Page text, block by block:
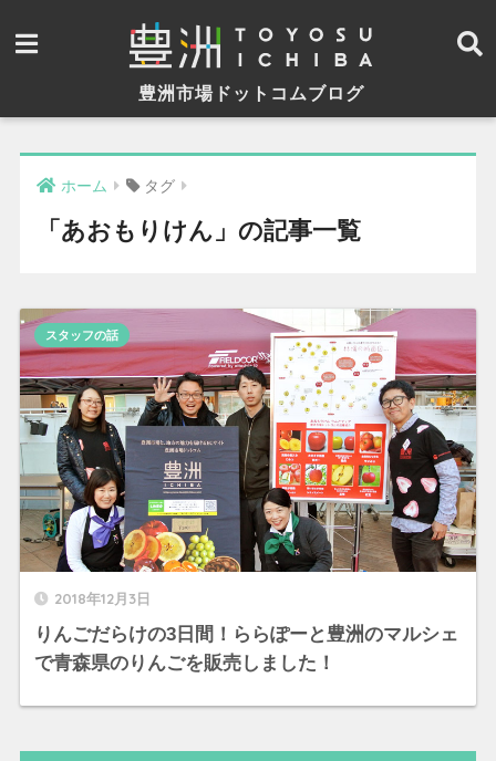
豊洲市場ドットコムブログ
ホーム タグ
「あおもりけん」の記事一覧
2018年12月3日
りんごだらけの3日間！ららぽーと豊洲のマルシェ
で青森県のりんごを販売しました！
スタッフの話